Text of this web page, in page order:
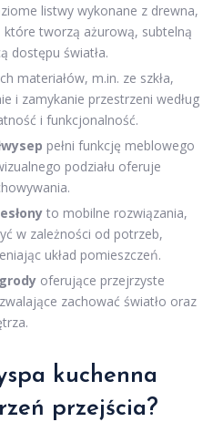
listwy wykonane z drewna,
które tworzą ażurową, subtelną
dostępu światła.
materiałów, m.in. ze szkła,
i zamykanie przestrzeni według
i funkcjonalność.
pełni funkcję meblowego
podziału oferuje
to mobilne rozwiązania,
w zależności od potrzeb,
układ pomieszczeń.
oferujące przejrzyste
zachować światło oraz
kuchenna
przejścia?